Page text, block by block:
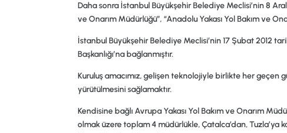
Daha sonra İstanbul Büyükşehir Belediye Meclisi’nin 8
ve Onarım Müdürlüğü”, “Anadolu Yakası Yol Bakım ve
İstanbul Büyükşehir Belediye Meclisi’nin 17 Şubat 2012
Başkanlığı’na bağlanmıştır.
Kuruluş amacımız, gelişen teknolojiyle birlikte her geçen
yürütülmesini sağlamaktır.
Kendisine bağlı Avrupa Yakası Yol Bakım ve Onarım
olmak üzere toplam 4 müdürlükle, Çatalca’dan,